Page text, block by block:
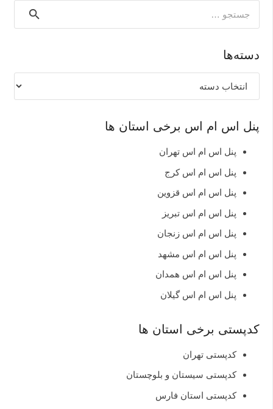
دسته‌ها
پنل اس ام اس برخی استان ها
پنل اس ام اس تهران
پنل اس ام اس کرج
پنل اس ام اس قزوین
پنل اس ام اس تبریز
پنل اس ام اس زنجان
پنل اس ام اس مشهد
پنل اس ام اس همدان
پنل اس ام اس گیلان
کدپستی برخی استان ها
کدپستی تهران
کدپستی سیستان و بلوچستان
کدپستی استان فارس